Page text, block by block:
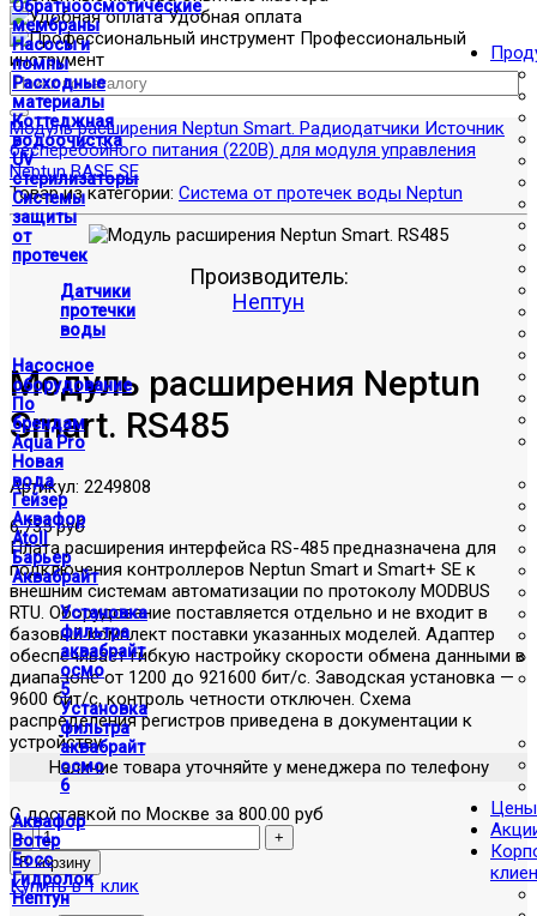
Обратноосмотические
мембраны
Насосы и
помпы
Расходные
материалы
Коттеджная
водоочистка
UV
стерилизаторы
Системы
защиты
от
протечек
Датчики
протечки
воды
Насосное
оборудование
По
брендам
Aqua Pro
Новая
вода
Гейзер
Аквафор
Atoll
Барьер
Аквабрайт
Установка
фильтра
аквабрайт
осмо
5
Установка
фильтра
аквабрайт
осмо
6
Аквафор
Вотер
Босс
Гидролок
Нептун
Цены
Удобная оплата
Профессиональный
инструмент
Модуль расширения Neptun Smart. Радиодатчики Источник
бесперебойного питания (220В) для модуля управления
Neptun BASE SE
Товар из категории: Система от протечек воды Neptun
Производитель:
Нептун
Модуль расширения Neptun
Smart. RS485
Артикул: 2249808
6,735 руб
Плата расширения интерфейса RS-485 предназначена для
подключения контроллеров Neptun Smart и Smart+ SE к
внешним системам автоматизации по протоколу MODBUS
RTU. Оборудование поставляется отдельно и не входит в
базовый комплект поставки указанных моделей. Адаптер
обеспечивает гибкую настройку скорости обмена данными в
диапазоне от 1200 до 921600 бит/с. Заводская установка —
9600 бит/с, контроль четности отключен. Схема
распределения регистров приведена в документации к
устройству.
Наличие товара уточняйте у менеджера по телефону
С доставкой по Москве за 800.00 руб
Купить в 1 клик